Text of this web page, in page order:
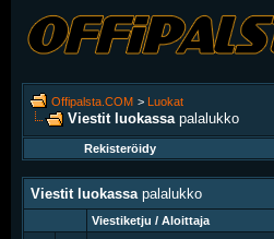
Offipalsta.COM > Luokat
Viestit luokassa palalukko
Rekisteröidy
Viestit luokassa palalukko
Viestiketju / Aloittaja